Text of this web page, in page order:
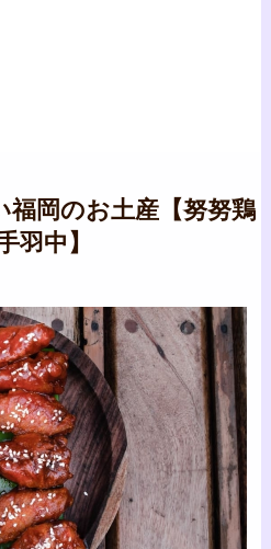
福岡のお土産【努努鶏
羽中】